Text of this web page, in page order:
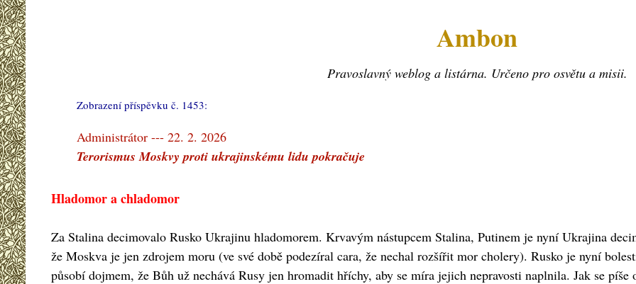
Ambon
Pravoslavný weblog a listárna. Určeno pro osvětu a misii.
Zobrazení příspěvku č. 1453:
Administrátor --- 22. 2. 2026
Terorismus Moskvy proti ukrajinskému lidu pokračuje
Hladomor a chladomor
Za Stalina decimovalo Rusko Ukrajinu hladomorem. Krvavým nástupcem Stalina, Putinem je nyní Ukrajina
že Moskva je jen zdrojem moru (ve své době podezíral cara, že nechal rozšířit mor cholery). Rusko je nyní
působí dojmem, že Bůh už nechává Rusy jen hromadit hříchy, aby se míra jejich nepravosti naplnila. Jak se píše